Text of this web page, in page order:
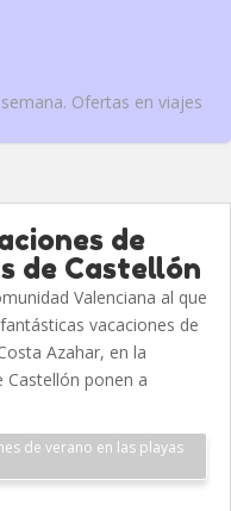
Ofertas en viajes
de
de Castellón
Valenciana al que
vacaciones de
Azahar, en la
Castellón ponen a
de verano en las playas